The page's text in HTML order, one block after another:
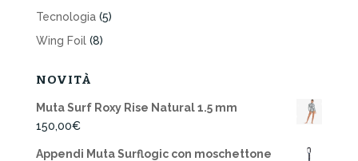
Tecnologia (5)
Wing Foil (8)
NOVITÀ
Muta Surf Roxy Rise Natural 1.5 mm
150,00€
Appendi Muta Surflogic con moschettone